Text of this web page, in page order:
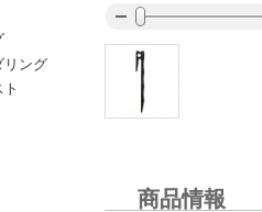
商品情報
リング